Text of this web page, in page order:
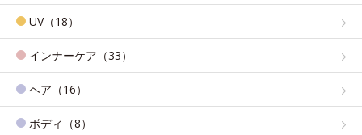
UV（18）
インナーケア（33）
ヘア（16）
ボディ（8）